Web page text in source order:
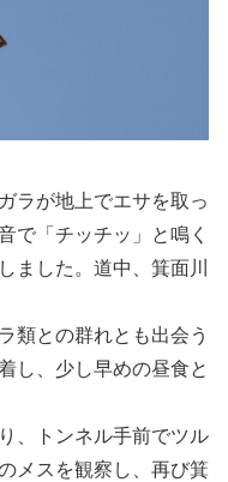
ラが地上でエサを取っ
で「チッチッ」と鳴く
ました。道中、箕面川
類との群れとも出会う
し、少し早めの昼食と
、トンネル手前でツル
メスを観察し、再び箕